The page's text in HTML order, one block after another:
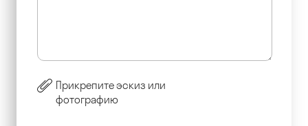
Прикрепите эскиз или
фотографию